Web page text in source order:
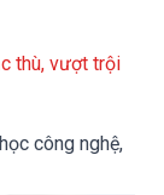
thù, vượt trội
công nghệ,